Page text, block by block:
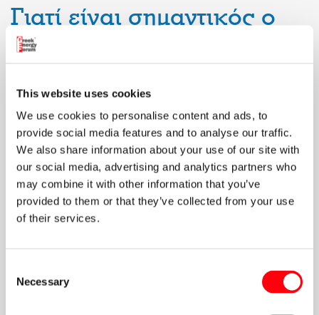
This website uses cookies
We use cookies to personalise content and ads, to
provide social media features and to analyse our traffic.
We also share information about your use of our site with
our social media, advertising and analytics partners who
may combine it with other information that you’ve
provided to them or that they’ve collected from your use
of their services.
Selection
Necessary
Γιατί είναι σημαντικός ο
TAP;
την εξάρτηση της Ευρώπης από το ρωσικό φυσικό αέριο,
προσφέροντας μια εναλλακτική πηγή εφοδιασμού.
Στρατηγικός ρόλος της Ελλάδας – Ο TAP διέρχεται
550 χλμ. μέσα από την Ελλάδα, ενισχύοντας τη
γεωπολιτική της θέση.
Φιλικότερος προς το περιβάλλον– Το φυσικό αέριο
που μεταφέρει συμβάλλει στη μείωση των εκπομπών CO₂
Υποδομές για το μέλλον